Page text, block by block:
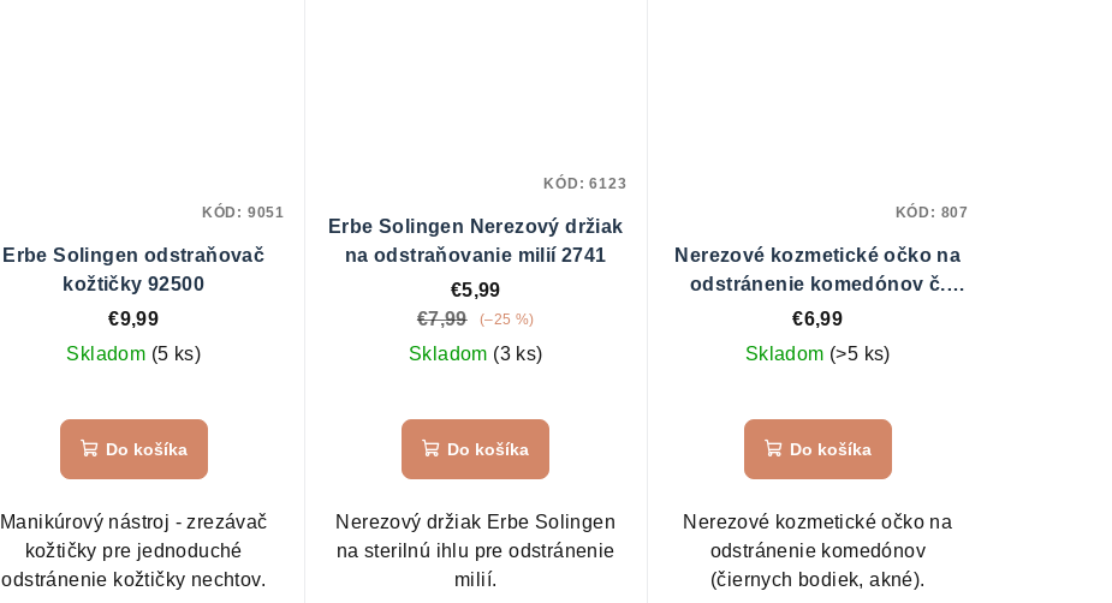
Erbe Solingen odstraňovač
kožtičky 92500
€9,99
Skladom (5 ks)
Do košíka
Manikúrový nástroj - zrezávač
kožtičky pre jednoduché
odstránenie kožtičky nechtov.
KÓD: 9051
Erbe Solingen Nerezový držiak
na odstraňovanie milií 2741
€5,99
€7,99
(–25 %)
Skladom (3 ks)
Do košíka
Nerezový držiak Erbe Solingen
na sterilnú ihlu pre odstránenie
milií.
KÓD:6123
Nerezové kozmetické očko na
odstránenie komedónov č.
992297
€6,99
Skladom (>5 ks)
Do košíka
Nerezové kozmetické očko na
odstránenie komedónov
(čiernych bodiek, akné).
KÓD: 807